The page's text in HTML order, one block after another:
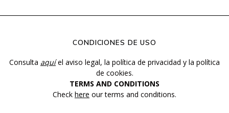
CONDICIONES DE USO
Consulta aquíel aviso legal, la política de privacidad y la política
de cookies.
TERMS AND CONDITIONS
Check here our terms and conditions.